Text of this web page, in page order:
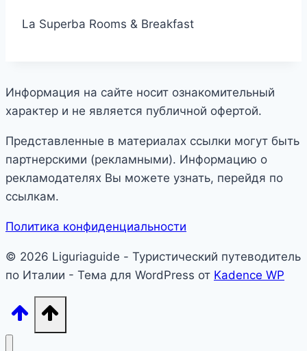
La Superba Rooms & Breakfast
Информация на сайте носит ознакомительный
характер и не является публичной офертой.
Представленные в материалах ссылки могут быть
партнерскими (рекламными). Информацию о
рекламодателях Вы можете узнать, перейдя по
ссылкам.
Политика конфиденциальности
© 2026 Liguriaguide - Туристический путеводитель
по Италии - Тема для WordPress от Kadence WP